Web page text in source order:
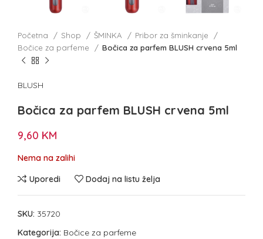
Početna Shop ŠMINKA
Pribor za šminkanje
Bočice za parfeme
Bočica za parfem BLUSH crvena 5ml
BLUSH
Bočica za parfem BLUSH crvena 5ml
9,60 KM
Nema na zalihi
Uporedi
Dodaj na listu želja
SKU: 35720
Kategorija: Bočice za parfeme